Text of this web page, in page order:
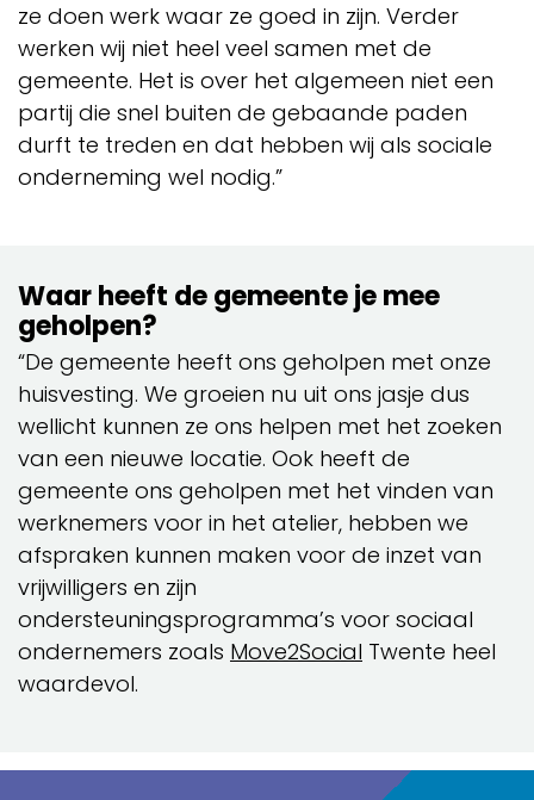
ze doen werk waar ze goed in zijn. Verder
werken wij niet heel veel samen met de
gemeente. Het is over het algemeen niet een
partij die snel buiten de gebaande paden
durft te treden en dat hebben wij als sociale
onderneming wel nodig.”
Waar heeft de gemeente je mee
geholpen?
“De gemeente heeft ons geholpen met onze
huisvesting. We groeien nu uit ons jasje dus
wellicht kunnen ze ons helpen met het zoeken
van een nieuwe locatie. Ook heeft de
gemeente ons geholpen met het vinden van
werknemers voor in het atelier, hebben we
afspraken kunnen maken voor de inzet van
vrijwilligers en zijn
ondersteuningsprogramma’s voor sociaal
ondernemers zoals Move2Social Twente heel
waardevol.